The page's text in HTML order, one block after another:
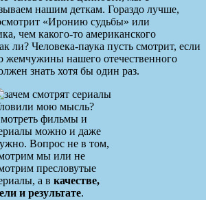
нашим деткам. Гораздо лучше,
«Иронию судьбы» или
чем какого-то американского
ли? Человека-паука пусть смотрит, если
жемчужины нашего отечественного
знать хотя бы один раз.
мою мысль?
фильмы и
можно и даже
Вопрос не в том,
мы или не
пресловутые
а в качестве,
и результате.